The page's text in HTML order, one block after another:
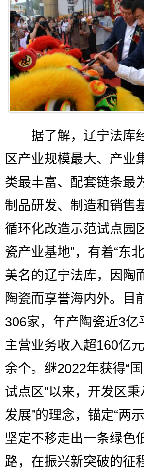
据了解，辽宁法库
区产业规模最大、产业
类最丰富、配套链条最
制品研发、制造和销售
循环化改造示范试点园
瓷产业基地”，有着“东
美名的辽宁法库，因陶
陶瓷而享誉海内外。目
306家，年产陶瓷近3
主营业务收入超160亿
余个。继2022年获得“
试点区”以来，开发区
发展”的理念，锚定“两
坚定不移走出一条绿色
路，在振兴新突破的征